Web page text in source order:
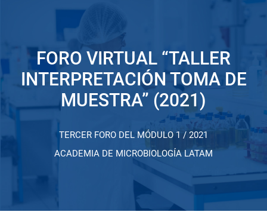
FORO VIRTUAL “TALLER
INTERPRETACIÓN TOMA DE
MUESTRA” (2021)
TERCER FORO DEL MÓDULO 1 / 2021
ACADEMIA DE MICROBIOLOGÍA LATAM